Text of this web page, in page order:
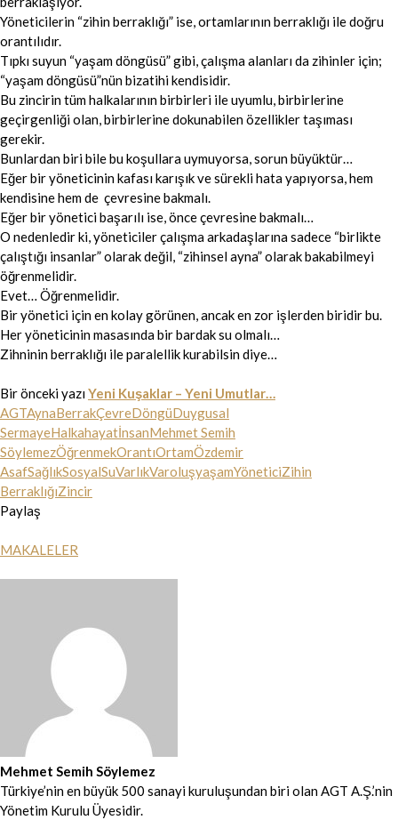
Yöneticilerin “zihin berraklığı” ise, ortamlarının berraklığı ile doğru
orantılıdır.
Tıpkı suyun “yaşam döngüsü” gibi, çalışma alanları da zihinler için;
“yaşam döngüsü”nün bizatihi kendisidir.
Bu zincirin tüm halkalarının birbirleri ile uyumlu, birbirlerine
geçirgenliği olan, birbirlerine dokunabilen özellikler taşıması
gerekir.
Bunlardan biri bile bu koşullara uymuyorsa, sorun büyüktür…
Eğer bir yöneticinin kafası karışık ve sürekli hata yapıyorsa, hem
kendisine hem de çevresine bakmalı.
Eğer bir yönetici başarılı ise, önce çevresine bakmalı…
O nedenledir ki, yöneticiler çalışma arkadaşlarına sadece “birlikte
çalıştığı insanlar” olarak değil, “zihinsel ayna” olarak bakabilmeyi
öğrenmelidir.
Evet… Öğrenmelidir.
Bir yönetici için en kolay görünen, ancak en zor işlerden biridir bu.
Her yöneticinin masasında bir bardak su olmalı…
Zihninin berraklığı ile paralellik kurabilsin diye…
Bir önceki yazıYeni Kuşaklar – Yeni Umutlar…
AGTAynaBerrakÇevreDöngüDuygusal
SermayeHalkahayatİnsanMehmet Semih
SöylemezÖğrenmekOrantıOrtamÖzdemir
AsafSağlıkSosyalSuVarlıkVaroluşyaşamYöneticiZihin
BerraklığıZincir
Paylaş
MAKALELER
Mehmet Semih Söylemez
Türkiye’nin en büyük 500 sanayi kuruluşundan biri olan AGT A.Ş.’nin
Yönetim Kurulu Üyesidir.